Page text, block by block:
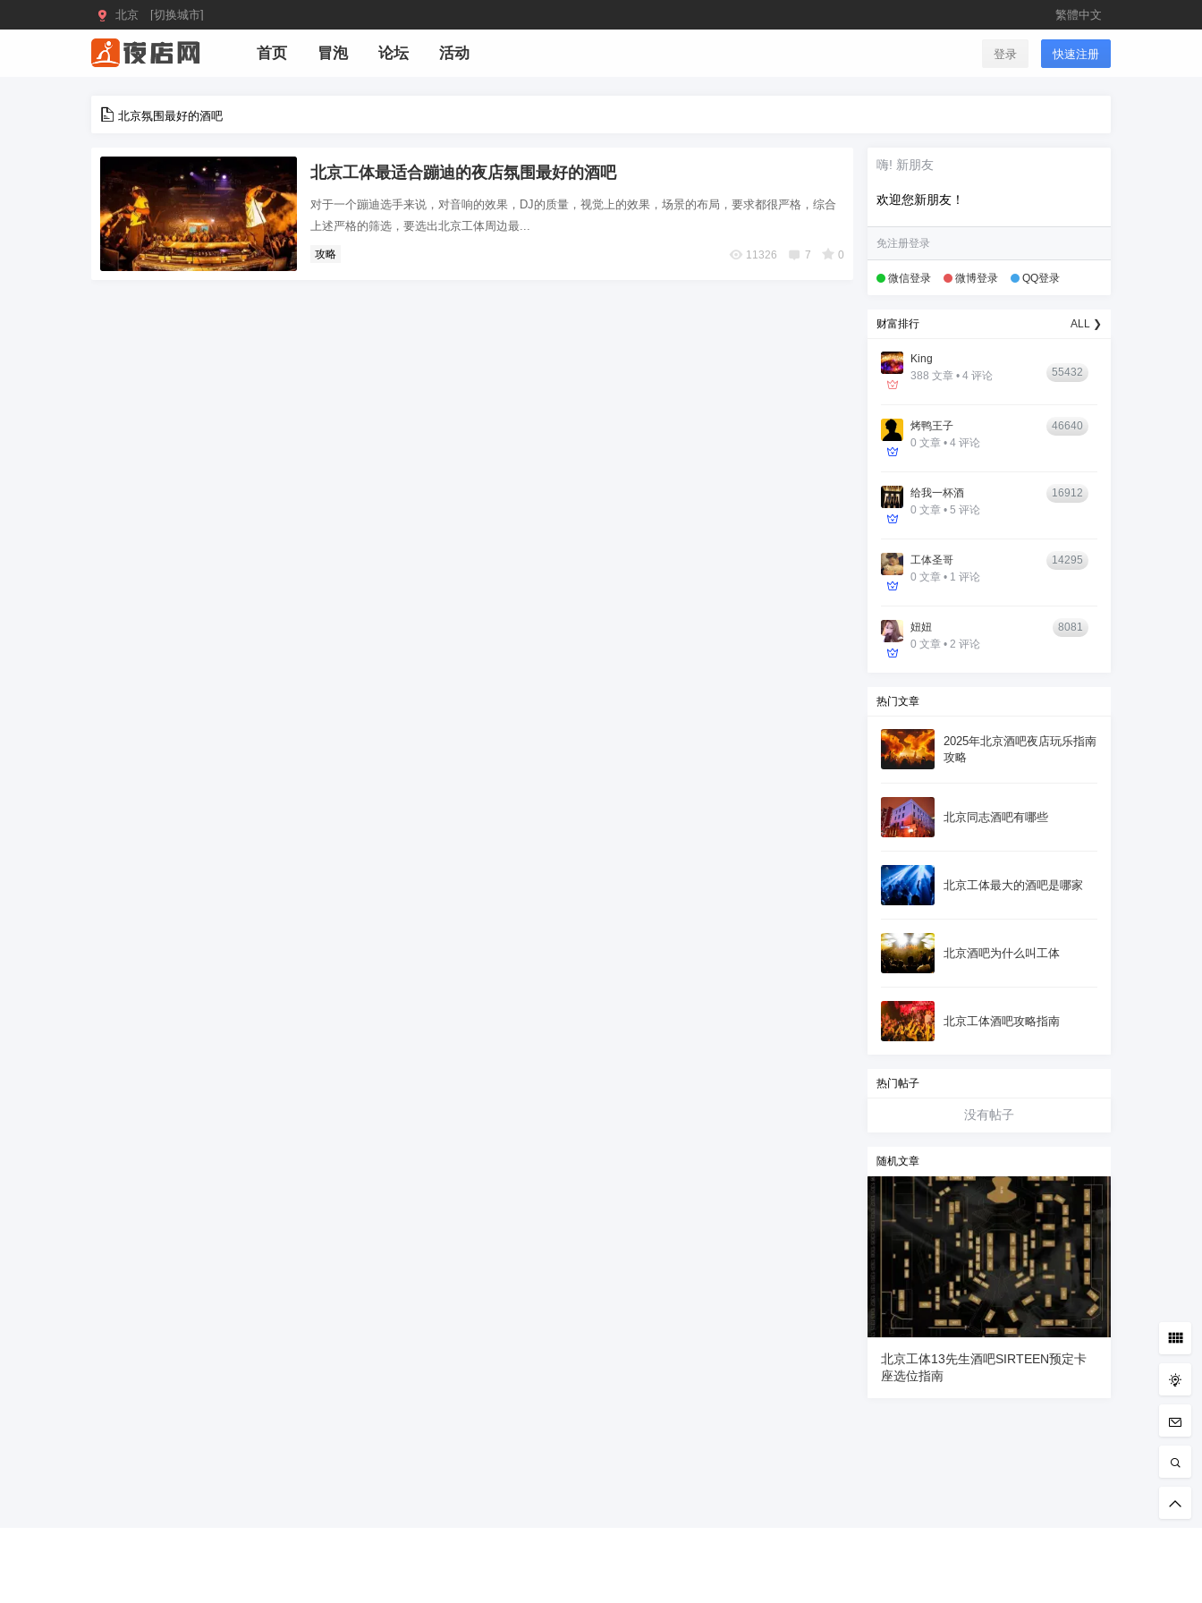
 北京 [切换城市] 繁體中文
首页 冒泡 论坛 活动 登录 快速注册
北京氛围最好的酒吧
北京工体最适合蹦迪的夜店氛围最好的酒吧
对于一个蹦迪选手来说，对音响的效果，DJ的质量，视觉上的效果，场景的布局，要求都很严格，综合
上述严格的筛选，要选出北京工体周边最...
攻略 11326 7 0
嗨! 新朋友
欢迎您新朋友！
免注册登录
微信登录 微博登录 QQ登录
财富排行 ALL ❯
King
388 文章 • 4 评论
55432
烤鸭王子
0 文章 • 4 评论
46640
给我一杯酒
0 文章 • 5 评论
16912
工体圣哥
0 文章 • 1 评论
14295
妞妞
0 文章 • 2 评论
8081
热门文章
2025年北京酒吧夜店玩乐指南
攻略
北京同志酒吧有哪些
北京工体最大的酒吧是哪家
北京酒吧为什么叫工体
北京工体酒吧攻略指南
热门帖子
没有帖子
随机文章
北京工体13先生酒吧SIRTEEN预定卡
座选位指南